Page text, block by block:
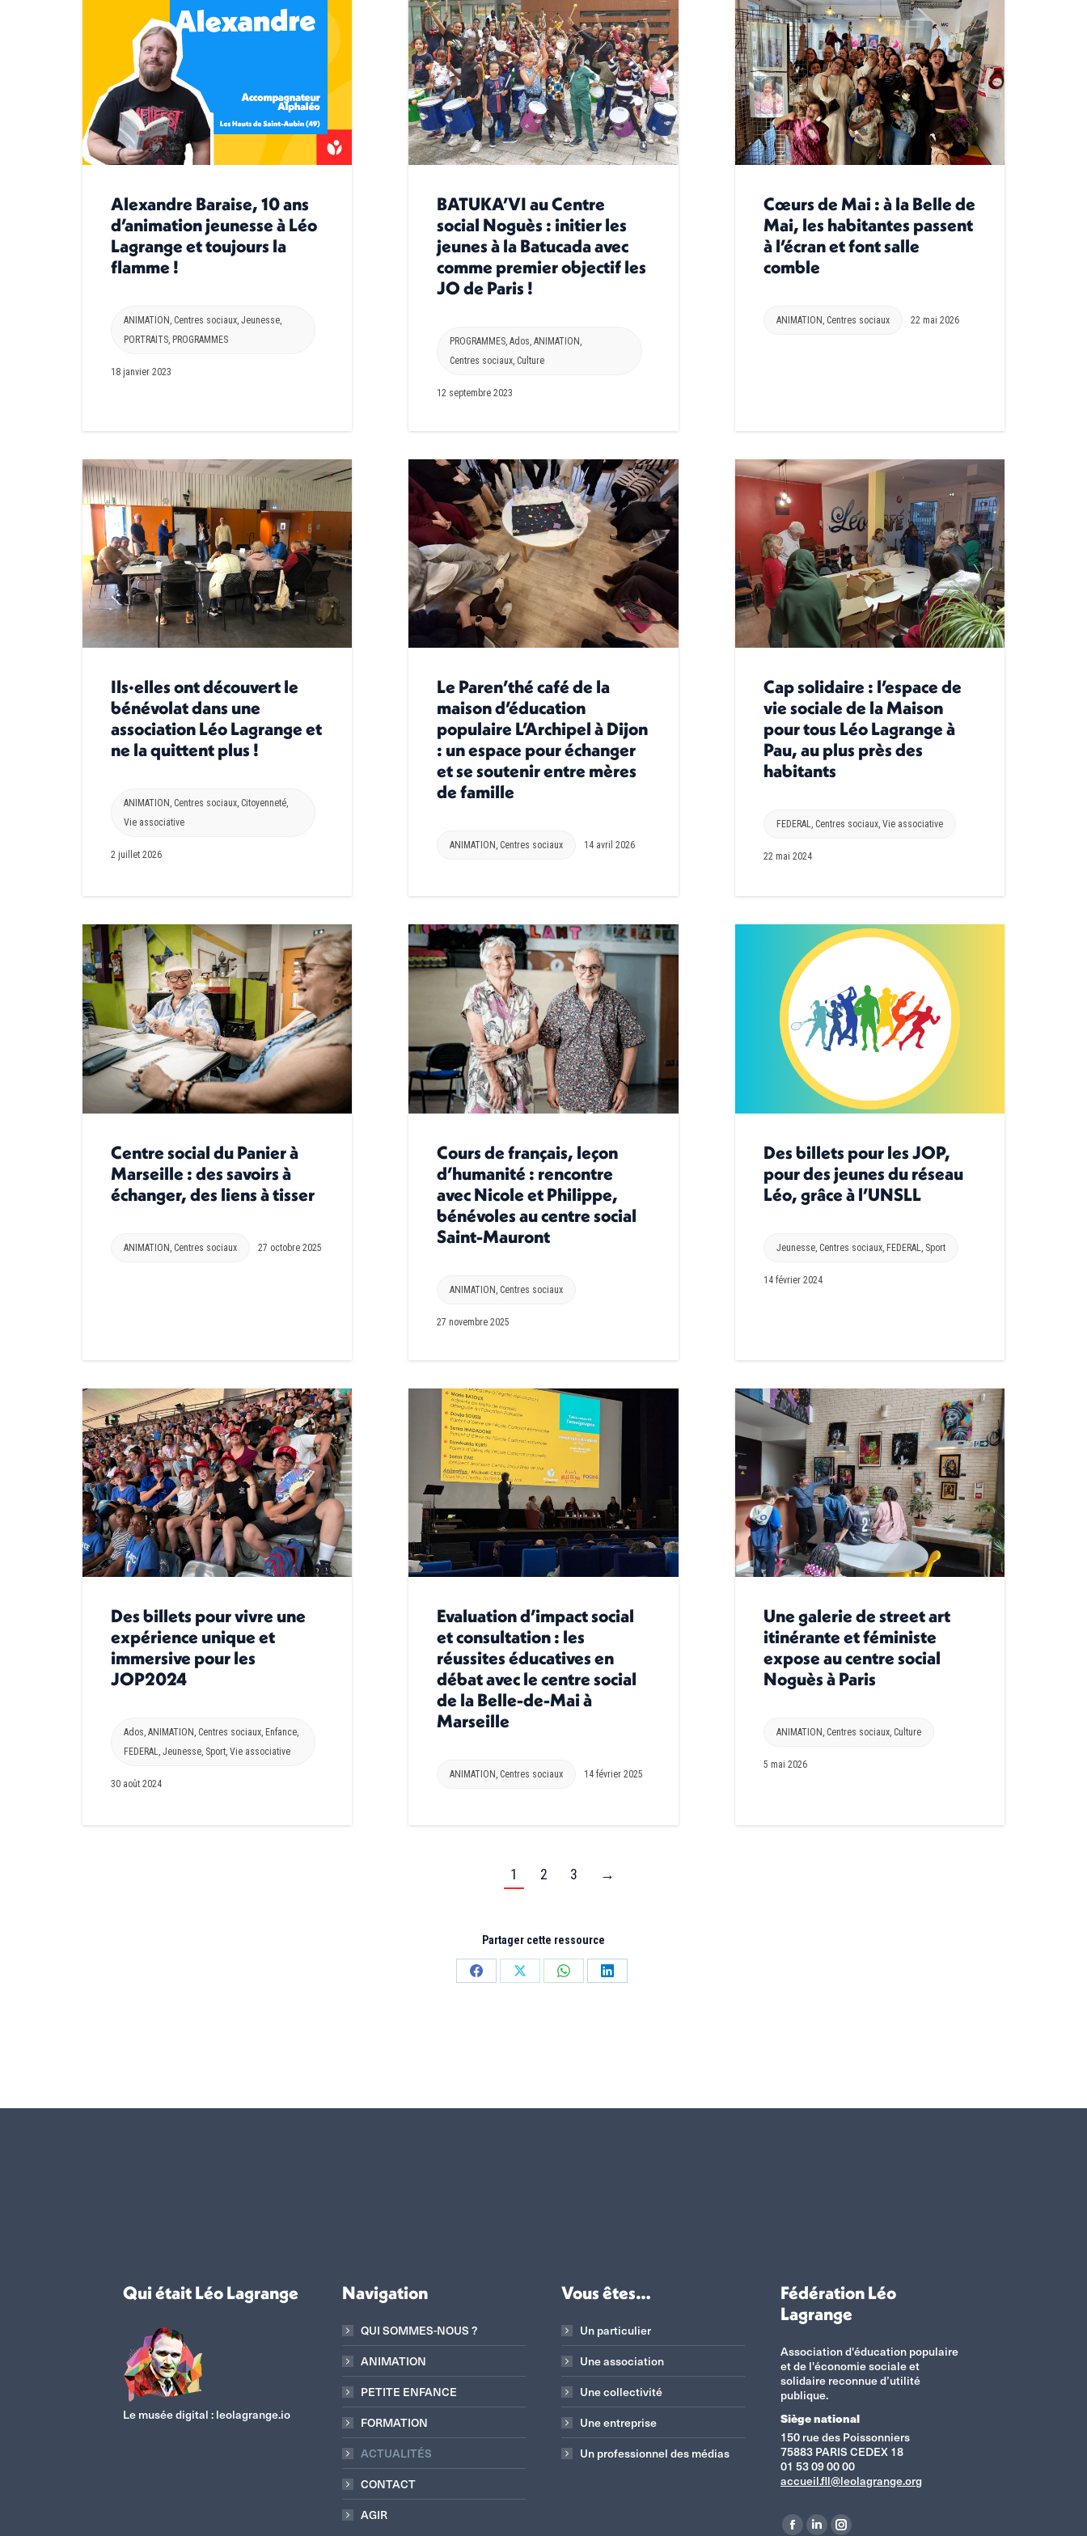
Alexandre Baraise, 10 ans
d’animation jeunesse à Léo
Lagrange et toujours la
flamme !
ANIMATION Centres sociaux Jeunesse
PORTRAITS PROGRAMMES
18 janvier 2023
BATUKA’VI au Centre
social Noguès : initier les
jeunes à la Batucada avec
comme premier objectif les
JO de Paris !
PROGRAMMES ,Ados ,ANIMATION
Centres sociaux Culture
12 septembre 2023
Cœurs de Mai : à la Belle de
Mai, les habitantes passent
à l’écran et font salle
comble
ANIMATION Centres sociaux 22 mai 2026
Ils·elles ont découvert le
bénévolat dans une
association Léo Lagrange et
ne la quittent plus !
ANIMATION , Centres sociaux, Citoyenneté,
Vie associative
2 juillet 2026
Le Paren’thé café de la
maison d’éducation
populaire L’Archipel à Dijon
: un espace pour échanger
et se soutenir entre mères
de famille
ANIMATION , Centres sociaux 14 avril 2026
Cap solidaire : l’espace de
vie sociale de la Maison
pour tous Léo Lagrange à
Pau, au plus près des
habitants
FEDERAL, Centres sociaux, Vie associative
22 mai 2024
Centre social du Panier à
Marseille : des savoirs à
échanger, des liens à tisser
ANIMATION Centres sociaux 27 octobre 2025
Cours de français, leçon
d’humanité : rencontre
avec Nicole et Philippe,
bénévoles au centre social
Saint-Mauront
ANIMATION Centres sociaux
27 novembre 2025
Des billets pour les JOP,
pour des jeunes du réseau
Léo, grâce à l’UNSLL
Jeunesse, Centres sociaux, FEDERAL Sport
14 février 2024
Des billets pour vivre une
expérience unique et
immersive pour les
JOP2024
Ados, ANIMATION , Centres sociaux, Enfance,
FEDERAL, Jeunesse, Sport, Vie associative
30 août 2024
Evaluation d’impact social
et consultation : les
réussites éducatives en
débat avec le centre social
de la Belle-de-Mai à
Marseille
ANIMATION , Centres sociaux 14 février 2025
Une galerie de street art
itinérante et féministe
expose au centre social
Noguès à Paris
ANIMATION , Centres sociaux, Culture
5 mai 2026
1 2 3 →
Partager cette ressource
PartagerPartagerPartagerPartager
Qui était Léo Lagrange
Le musée digital : leolagrange.io
Navigation
QUI SOMMES-NOUS ?
ANIMATION
PETITE ENFANCE
FORMATION
ACTUALITÉS
CONTACT
AGIR
Vous êtes…
Un particulier
Une association
Une collectivité
Une entreprise
Un professionnel des médias
Fédération Léo
Lagrange
Association d'éducation populaire
et de l'économie sociale et
solidaire reconnue d’utilité
publique.
Siège national
150 rue des Poissonniers
75883 PARIS CEDEX 18
01 53 09 00 00
accueil.fll@leolagrange.org
Retrouvez-nous sur :